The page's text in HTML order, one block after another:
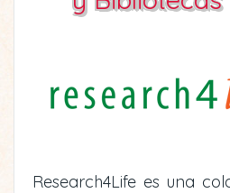
Research4Life es una